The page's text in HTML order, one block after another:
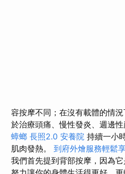
容按摩不同；在沒有載體的情況
於治療頭痛、慢性發炎、週邊
蟑螂 長照2.0 安養院 持續一小
肌肉發熱。 到府外燴服務輕鬆
我們首先提到背部按摩，因為它